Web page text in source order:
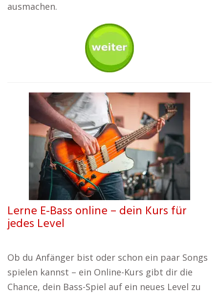
ausmachen.
Lerne E-Bass online – dein Kurs für
jedes Level
Ob du Anfänger bist oder schon ein paar Songs
spielen kannst – ein Online-Kurs gibt dir die
Chance, dein Bass-Spiel auf ein neues Level zu